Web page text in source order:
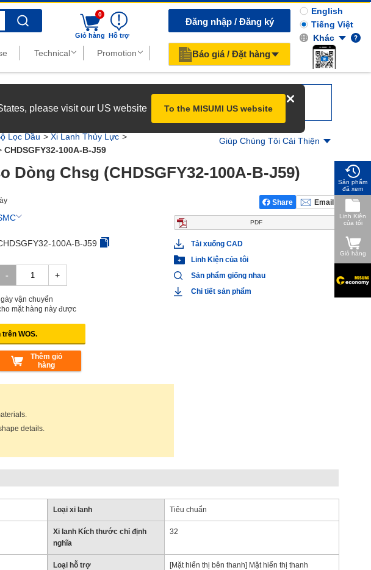
Search
0
Giỏ hàng Hỗ trợ
Đăng nhập / Đăng ký
Báo giá / Đặt hàng
English
Tiếng Việt
Khác
please visit our US website To the MISUMI US website
Lọc Dầu
Xi Lanh Thủy Lực
CHDSGFY32-100A-B-J59
Giúp Chúng Tôi Cải Thiện
Dòng Chsg (CHDSGFY32-100A-B-J59)
100A-B-J59
vận chuyển
mặt hàng này được
trên WOS.
Thêm giỏ
hàng
details.
Share Email
PDF
Tải xuống CAD
Linh Kiện của tôi
Sản phẩm giống nhau
Chi tiết sản phẩm
Loại xi lanh Tiêu chuẩn
Xi lanh Kích thước chỉ định
nghĩa
32
Loại hỗ trợ [Mặt hiển thị bên thanh] Mặt hiển thị thanh
Sản phẩm
đã xem
Linh Kiện
của tôi
Giỏ hàng